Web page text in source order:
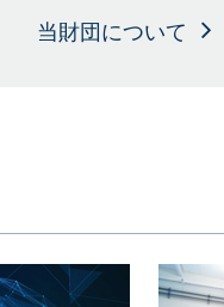
当財団について